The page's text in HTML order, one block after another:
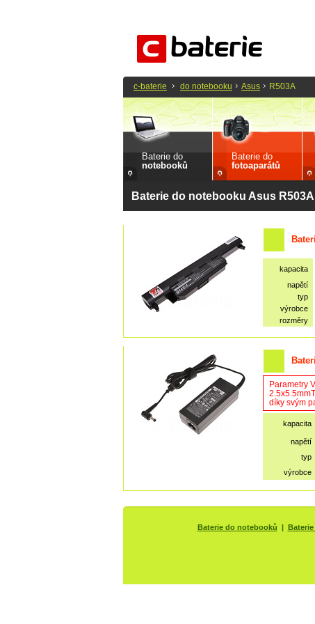
Baterie do
notebooků
Baterie do
fotoaparátů
Baterie do notebooku Asus R503A
kapacita
napětí
typ
výrobce
rozměry
Parametry
díky svým
kapacita
napětí
typ
výrobce
c-baterie do notebooku Asus R503A
Baterie do notebooků |